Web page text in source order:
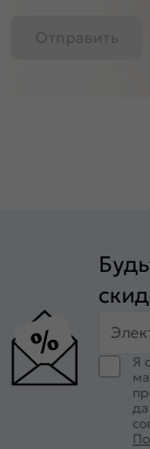
Отправить
Я